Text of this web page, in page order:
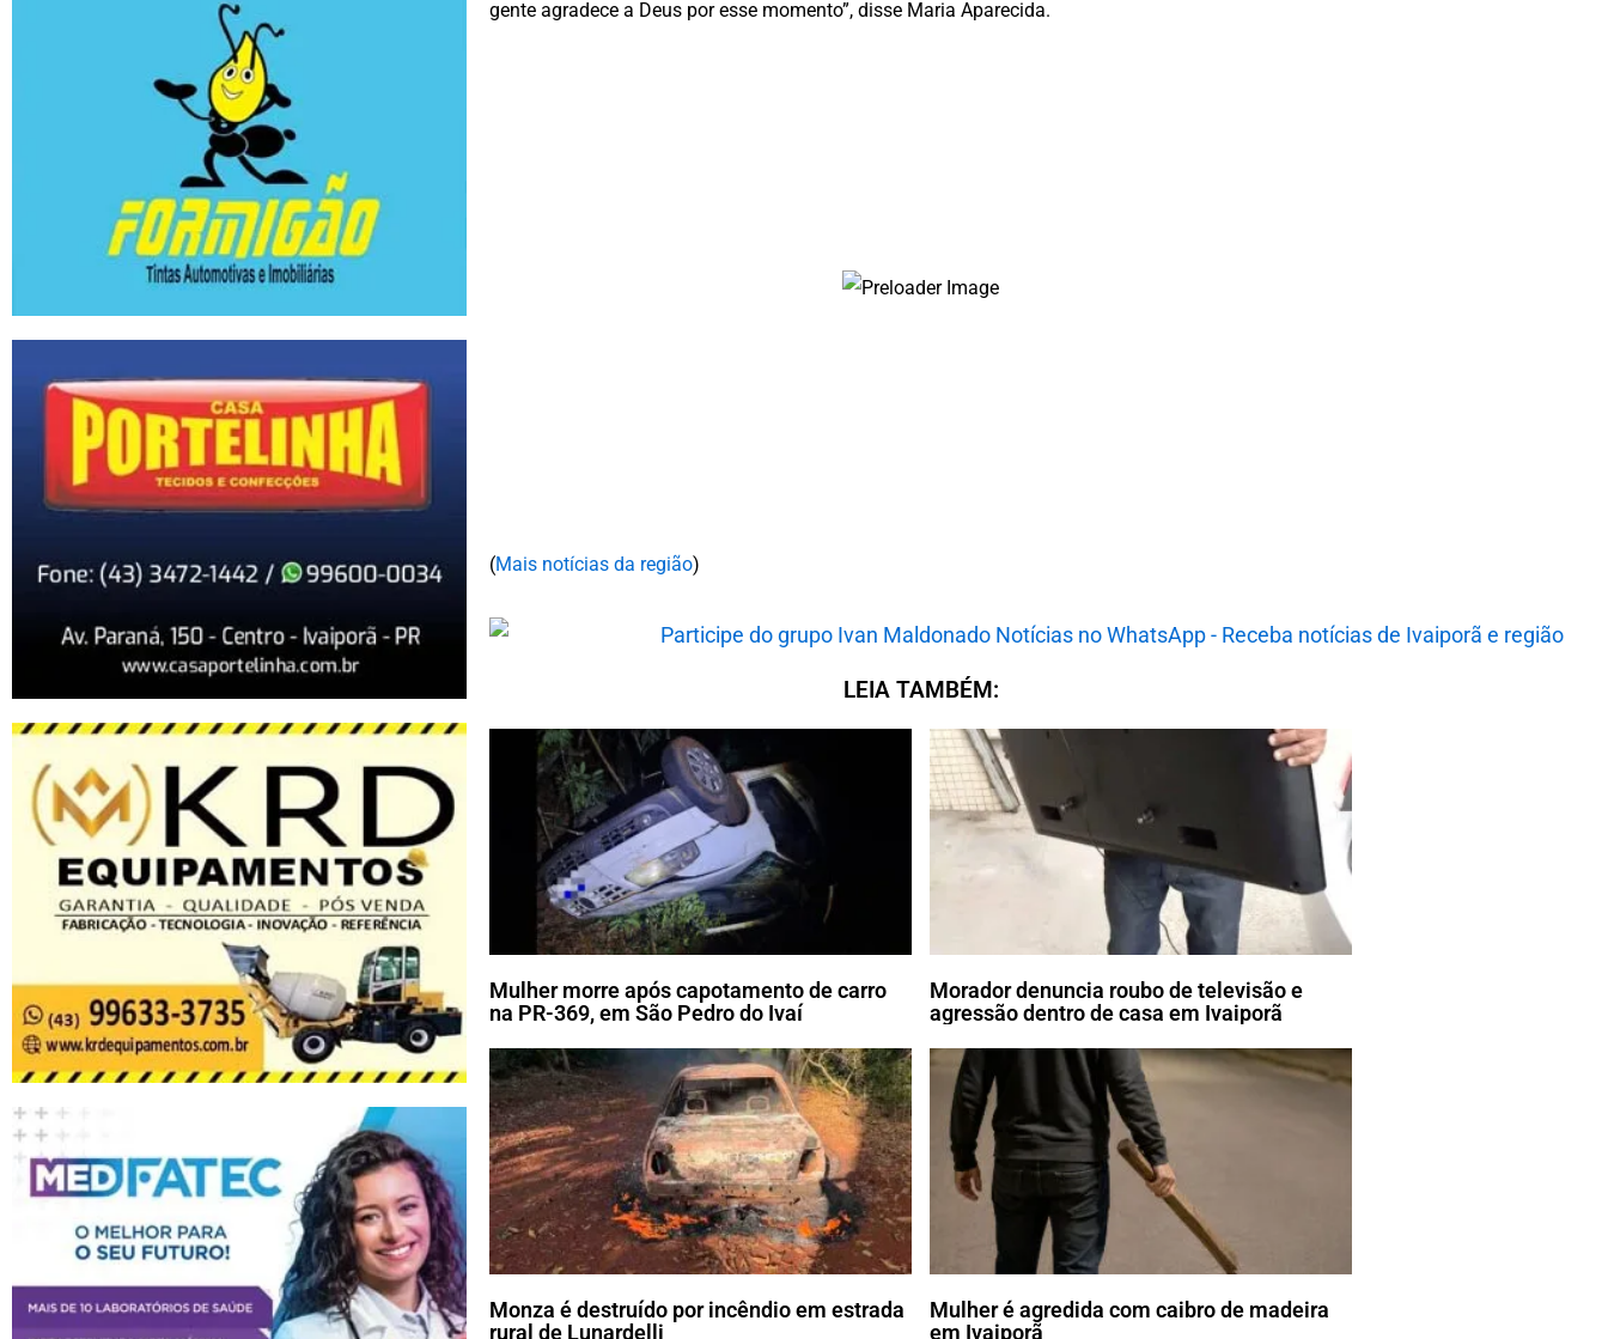
gente agradece a Deus por esse momento”, disse Maria Aparecida.
(Mais notícias da região)
LEIA TAMBÉM:
Mulher morre após capotamento de carro
na PR-369, em São Pedro do Ivaí
Morador denuncia roubo de televisão e
agressão dentro de casa em Ivaiporã
Monza é destruído por incêndio em estrada
rural de Lunardelli
Mulher é agredida com caibro de madeira
em Ivaiporã